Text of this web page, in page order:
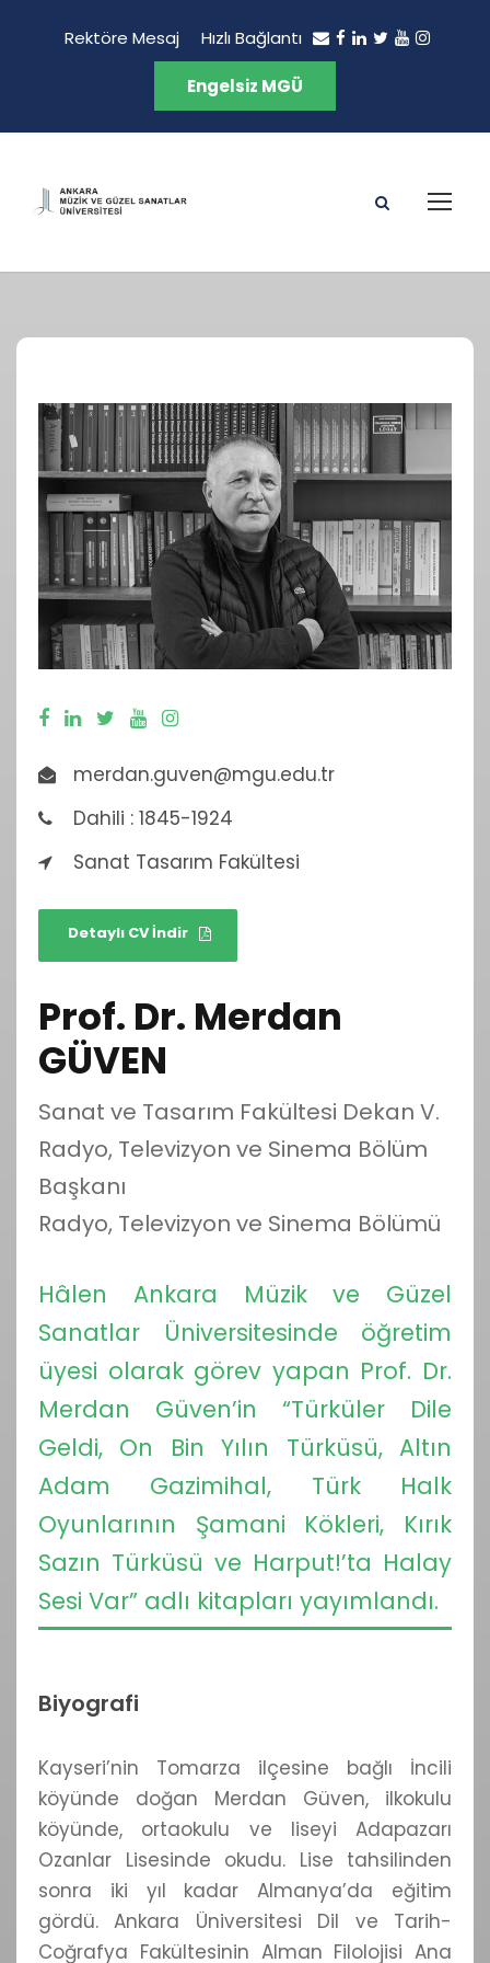
Rektöre Mesaj Hızlı Bağlantı
Engelsiz MGÜ
merdan.guven@mgu.edu.tr
Dahili : 1845-1924
Sanat Tasarım Fakültesi
Detaylı CV İndir
Prof. Dr. Merdan
GÜVEN
Sanat ve Tasarım Fakültesi Dekan V.
Radyo, Televizyon ve Sinema Bölüm
Başkanı
Radyo, Televizyon ve Sinema Bölümü
Hâlen Ankara Müzik ve Güzel
Sanatlar Üniversitesinde öğretim
üyesi olarak görev yapan Prof. Dr.
Merdan Güven’in “Türküler Dile
Geldi, On Bin Yılın Türküsü, Altın
Adam Gazimihal, Türk Halk
Oyunlarının Şamani Kökleri, Kırık
Sazın Türküsü ve Harput!’ta Halay
Sesi Var” adlı kitapları yayımlandı.
Biyografi
Kayseri’nin Tomarza ilçesine bağlı İncili
köyünde doğan Merdan Güven, ilkokulu
köyünde, ortaokulu ve liseyi Adapazarı
Ozanlar Lisesinde okudu. Lise tahsilinden
sonra iki yıl kadar Almanya’da eğitim
gördü. Ankara Üniversitesi Dil ve Tarih-
Coğrafya Fakültesinin Alman Filolojisi Ana